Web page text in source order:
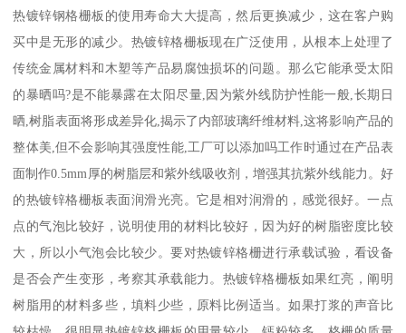
热镀锌钢格栅板的使用寿命大大提高，然后更换减少，这在客户购
买中是无形的减少。热镀锌格栅板现在广泛使用，从根本上处理了
传统金属材料和木塑等产品易腐蚀损坏的问题。那么它能承受太阳
的暴晒吗?是不能暴露在太阳尽量,因为紫外线防护性能一般,长期日
晒,树脂表面将形成差异化,揭示了内部玻璃纤维材料,这将影响产品的
整体美,但不会影响其强度性能,工厂可以添加吗工作时通过在产品表
面制作0.5mm厚的树脂层和紫外线吸收剂，增强其抗紫外线能力。好
的热镀锌格栅板表面润滑光亮。它是相对润滑的，感觉很好。一点
点的气泡比较好，说明使用的材料比较好，因为好的树脂密度比较
大，所以小气泡会比较少。要对热镀锌格栅进行承载试验，看设备
是否会产生变形，考察其承载能力。热镀锌格栅板如果红亮，阐明
树脂用的材料多些，填料少些，原料比例适当。如果打浆的声音比